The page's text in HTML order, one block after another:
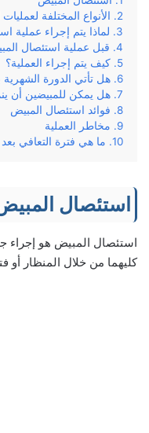
الأنواع المختلفة
لماذا يتم إجراء عملية
قبل عملية استئصال
كيف يتم إجراء العملية؟
هل تأتي الدورة
هل يمكن للمبيضين أن
فوائد استئصال المبيض
مخاطر العملية
ما هي فترة التعافي
استئصال
استئصال المبيض هو إجراء
كليهما من خلال المنظار أو